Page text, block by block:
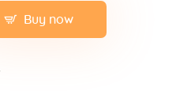
Buy now